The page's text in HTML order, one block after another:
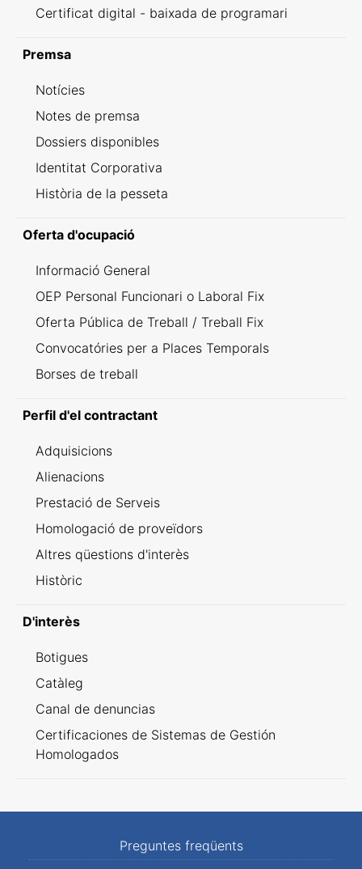
Certificat digital - baixada de programari
Premsa
Notícies
Notes de premsa
Dossiers disponibles
Identitat Corporativa
Història de la pesseta
Oferta d'ocupació
Informació General
OEP Personal Funcionari o Laboral Fix
Oferta Pública de Treball / Treball Fix
Convocatóries per a Places Temporals
Borses de treball
Perfil d'el contractant
Adquisicions
Alienacions
Prestació de Serveis
Homologació de proveïdors
Altres qüestions d'interès
Històric
D'interès
Botigues
Catàleg
Canal de denuncias
Certificaciones de Sistemas de Gestión
Homologados
Preguntes freqüents